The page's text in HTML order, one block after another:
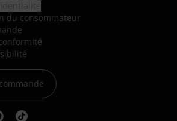
du consommateur